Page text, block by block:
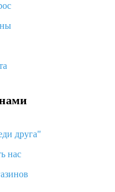
с Алиэкспресс
друга"
нас